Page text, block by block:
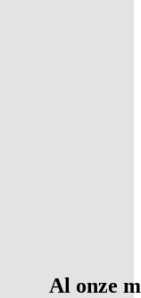
Al onze